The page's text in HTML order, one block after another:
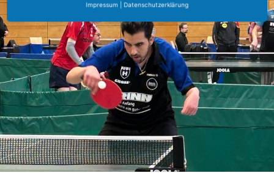
Impressum | Datenschutzerklärung